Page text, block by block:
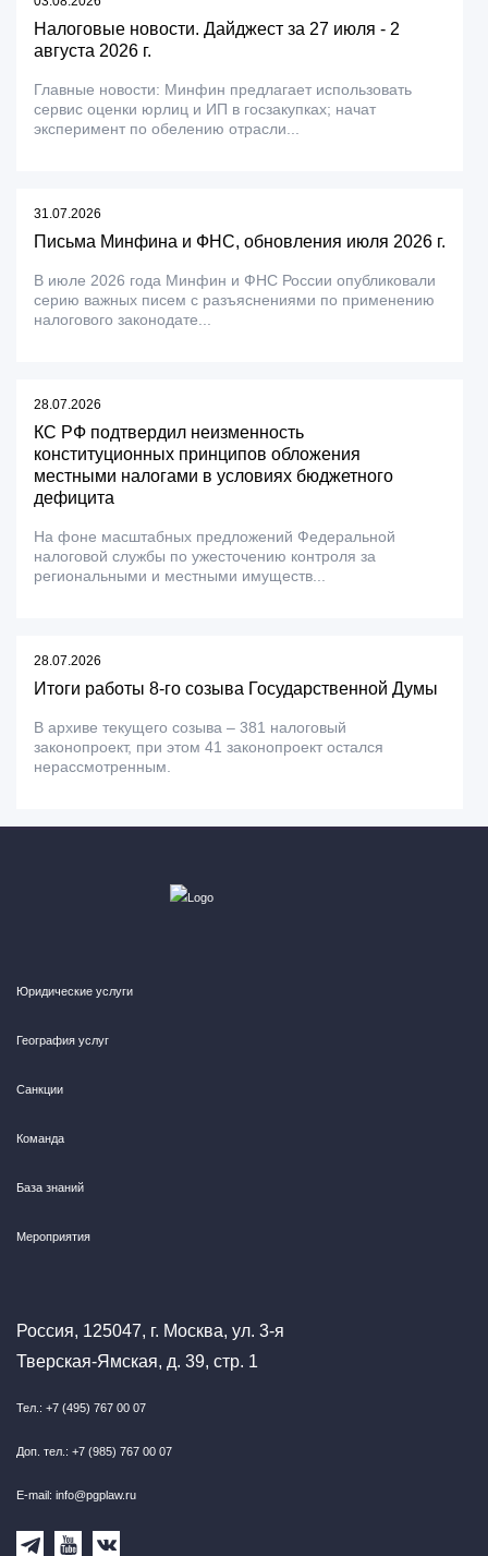
Налоговые новости. Дайджест за 27 июля - 2
августа 2026 г.
Главные новости: Минфин предлагает использовать
сервис оценки юрлиц и ИП в госзакупках; начат
эксперимент по обелению отрасли...
31.07.2026
Письма Минфина и ФНС, обновления июля 2026 г.
В июле 2026 года Минфин и ФНС России опубликовали
серию важных писем с разъяснениями по применению
налогового законодате...
28.07.2026
КС РФ подтвердил неизменность
конституционных принципов обложения
местными налогами в условиях бюджетного
дефицита
На фоне масштабных предложений Федеральной
налоговой службы по ужесточению контроля за
региональными и местными имуществ...
28.07.2026
Итоги работы 8-го созыва Государственной Думы
В архиве текущего созыва – 381 налоговый
законопроект, при этом 41 законопроект остался
нерассмотренным.
Юридические услуги
География услуг
Санкции
Команда
База знаний
Мероприятия
Россия, 125047, г. Москва, ул. 3-я
Тверская-Ямская, д. 39, стр. 1
Тел.: +7 (495) 767 00 07
Доп. тел.: +7 (985) 767 00 07
E-mail: info@pgplaw.ru